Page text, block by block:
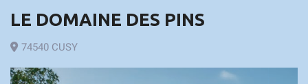
LE DOMAINE DES PINS
74540 CUSY